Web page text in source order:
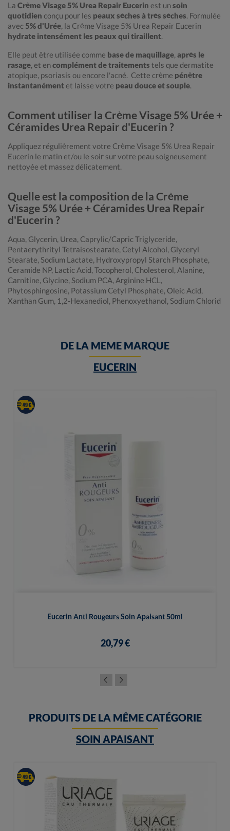
La Crème Visage 5% Urea Repair Eucerin est unsoin
quotidien conçu pour les peaux sèches à très sèches. Formulée
avec5% d'Urée, la Crème Visage 5% Urea Repair Eucerin
hydrate intensément les peaux qui tiraillent.
Elle peut être utilisée comme base de maquillage, après le
rasage, et encomplément de traitements tels que dermatite
atopique, psoriasis ou encore l'acné. Cette crème pénètre
instantanémentet laisse votre peau douce et souple.
Comment utiliser la Crème Visage 5% Urée +
Céramides Urea Repair d'Eucerin ?
Appliquez régulièrement votre Crème Visage 5% Urea Repair
Eucerin le matin et/ou le soir sur votre peau soigneusement
nettoyée et massez délicatement.
Quelle est la composition de la Crème
Visage 5% Urée + Céramides Urea Repair
d'Eucerin ?
Aqua, Glycerin, Urea, Caprylic/Capric Triglyceride,
Pentaerythrityl Tetraisostearate, Cetyl Alcohol, Glyceryl
Stearate, Sodium Lactate, Hydroxypropyl Starch Phosphate,
Ceramide NP, Lactic Acid, Tocopherol, Cholesterol, Alanine,
Carnitine, Glycine, Sodium PCA, Arginine HCL,
Phytosphingosine, Potassium Cetyl Phosphate, Oleic Acid,
Xanthan Gum, 1,2-Hexanediol, Phenoxyethanol, Sodium Chlorid
DE LA MEME MARQUE
EUCERIN
Eucerin Anti Rougeurs Soin Apaisant 50ml
20,79 €
PRODUITS DE LA MÊME CATÉGORIE
SOIN APAISANT